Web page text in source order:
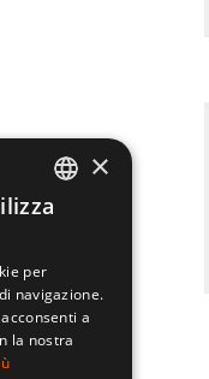
GERMAN
×
per
navigazione.
a
la nostra